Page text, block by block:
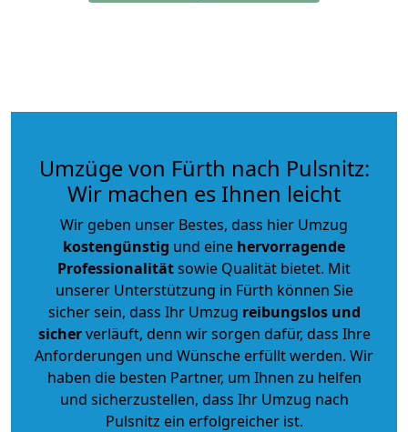
Umzüge von Fürth nach Pulsnitz:
Wir machen es Ihnen leicht
Wir geben unser Bestes, dass hier Umzug
kostengünstig und eine hervorragende
Professionalitätsowie Qualität bietet. Mit
unserer Unterstützung in Fürth können Sie
sicher sein, dass Ihr Umzug reibungslos und
sicherverläuft, denn wir sorgen dafür, dass Ihre
Anforderungen und Wünsche erfüllt werden. Wir
haben die besten Partner, um Ihnen zu helfen
und sicherzustellen, dass Ihr Umzug nach
Pulsnitz ein erfolgreicher ist.